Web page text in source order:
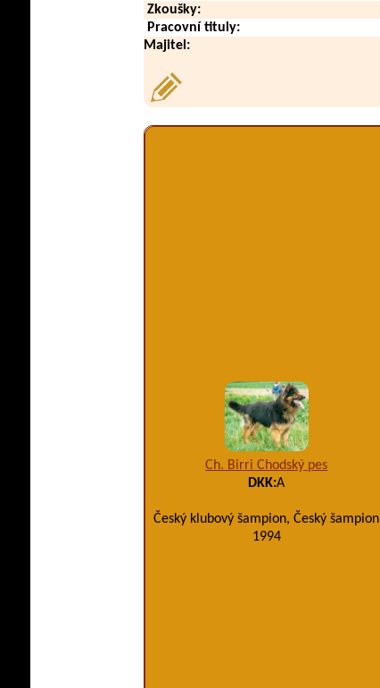
Zkoušky:
Pracovní tituly:
Majitel:
Ch. Birri Chodský pes
DKK:A
Český klubový šampion, Český šampion
1994